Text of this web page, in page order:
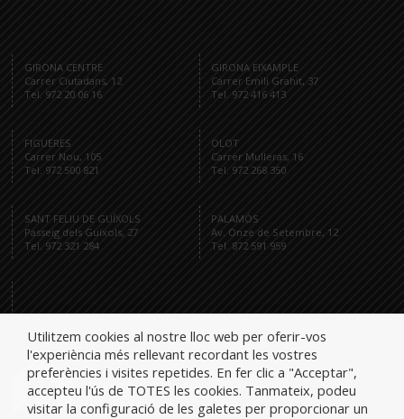
GIRONA CENTRE
Carrer Ciutadans, 12
Tel. 972 20 06 16
GIRONA EIXAMPLE
Carrer Emili Grahit, 37
Tel. 972 416 413
FIGUERES
Carrer Nou, 105
Tel. 972 500 821
OLOT
Carrer Mulleras, 16
Tel. 972 268 350
SANT FELIU DE GUÍXOLS
Passeig dels Guíxols, 27
Tel. 972 321 284
PALAMÓS
Av. Onze de Setembre, 12
Tel. 872 591 959
Utilitzem cookies al nostre lloc web per oferir-vos
l'experiència més rellevant recordant les vostres
preferències i visites repetides. En fer clic a "Acceptar",
accepteu l'ús de TOTES les cookies. Tanmateix, podeu
visitar la configuració de les galetes per proporcionar un